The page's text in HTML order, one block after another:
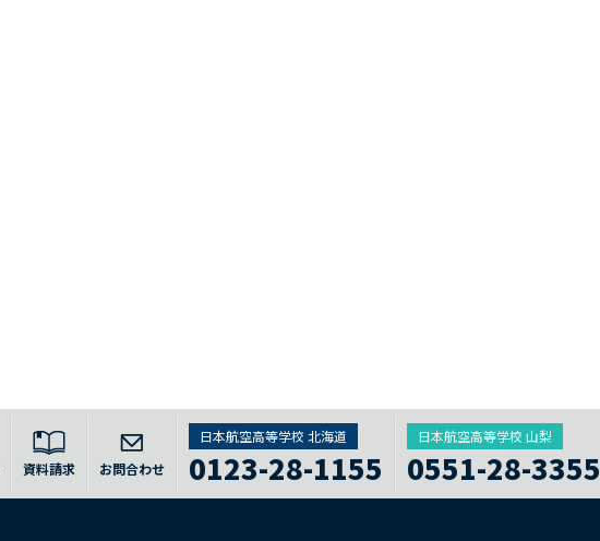
資料請求 お問合わせ
日本航空高等学校 北海道
0123-28-1155
日本航空高等学校 山梨
0551-28-3355